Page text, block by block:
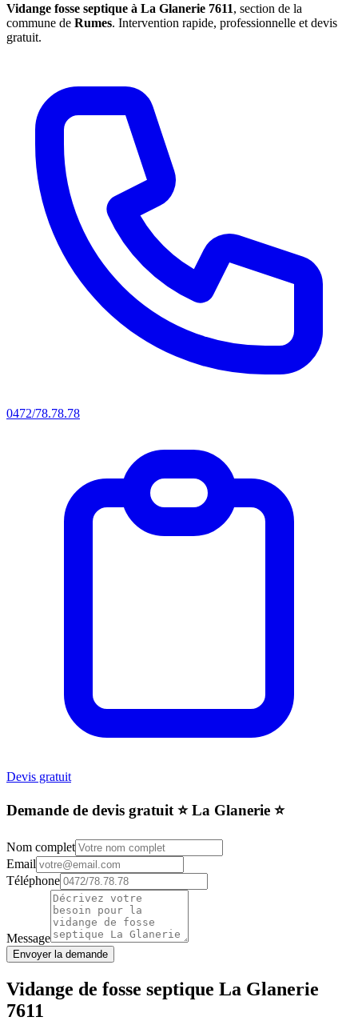
Vidange fosse septique à La Glanerie 7611, section de la
commune de Rumes. Intervention rapide, professionnelle et devis
gratuit.
0472/78.78.78
Devis gratuit
Demande de devis gratuit ⭐️ La Glanerie ⭐️
Nom complet
Email
Téléphone
Message
Envoyer la demande
Vidange de fosse septique La Glanerie
7611